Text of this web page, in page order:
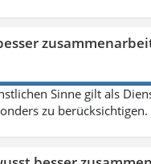
Sinne gilt als
zu berücksichtigen.